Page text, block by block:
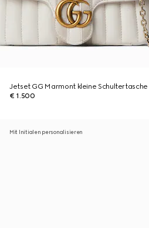
Jetset GG Marmont kleine Schultertasche
€ 1.500
Mit Initialen personalisieren